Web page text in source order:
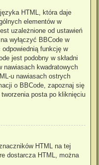
HTML, która daje
elementów w
uzależnione od ustawień
wyłączyć BBCode w
funkcję w
jest podobny w składni
nawiasach kwadratowych
u nawiasach ostrych
o BBCode, zapoznaj się
posta po kliknięciu
HTML na tej
dostarcza HTML, można